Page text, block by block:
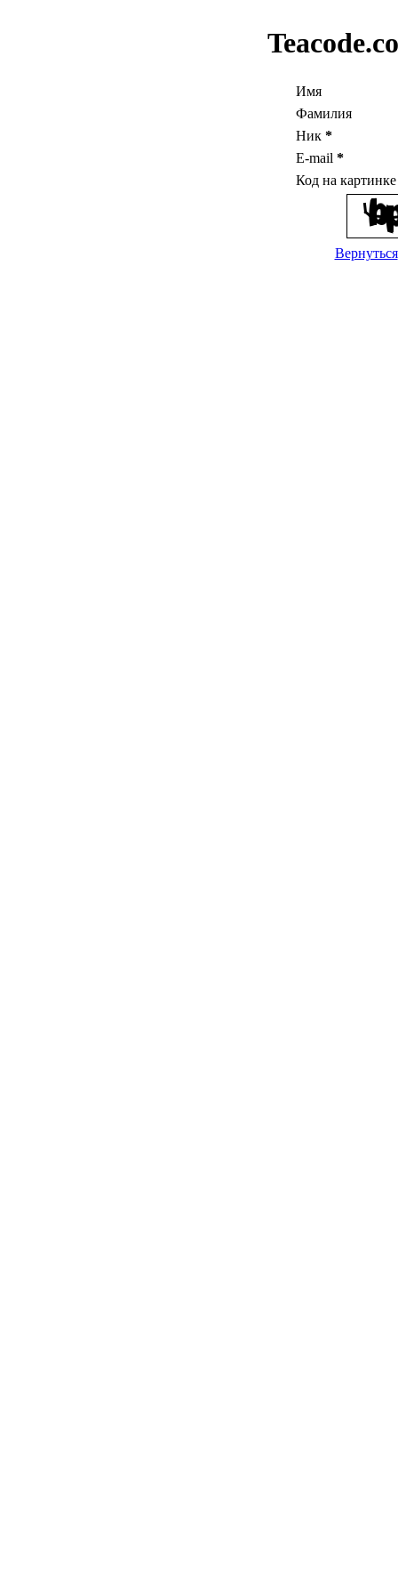
Имя
Фамилия
Ник *
E-mail *
Код на
Вернуться